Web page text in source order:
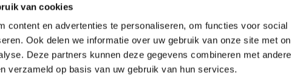
van cookies
content en advertenties te personaliseren, om functies voor
Ook delen we informatie over uw gebruik van onze site met
Deze partners kunnen deze gegevens combineren met
verzameld op basis van uw gebruik van hun services.